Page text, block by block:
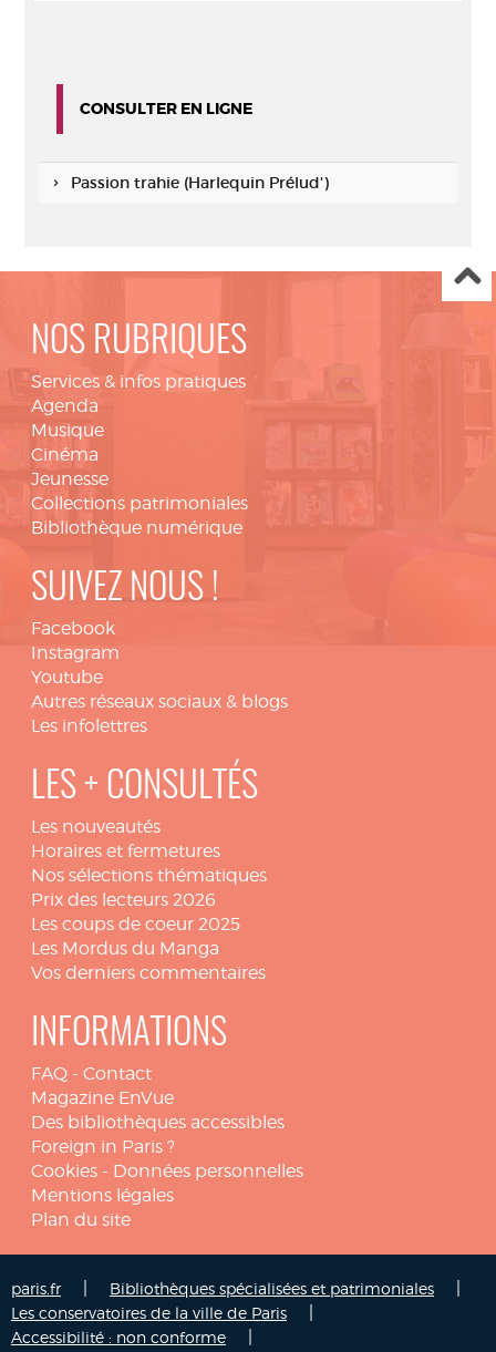
CONSULTER EN LIGNE
Passion trahie (Harlequin Prélud')
NOS RUBRIQUES
Services & infos pratiques
Agenda
Musique
Cinéma
Jeunesse
Collections patrimoniales
Bibliothèque numérique
SUIVEZ NOUS !
Facebook
Instagram
Youtube
Autres réseaux sociaux & blogs
Les infolettres
LES + CONSULTÉS
Les nouveautés
Horaires et fermetures
Nos sélections thématiques
Prix des lecteurs 2026
Les coups de coeur 2025
Les Mordus du Manga
Vos derniers commentaires
INFORMATIONS
FAQ - Contact
Magazine EnVue
Des bibliothèques accessibles
Foreign in Paris ?
Cookies - Données personnelles
Mentions légales
Plan du site
paris.fr Bibliothèques spécialisées et patrimoniales
Les conservatoires de la ville de Paris
Accessibilité : non conforme